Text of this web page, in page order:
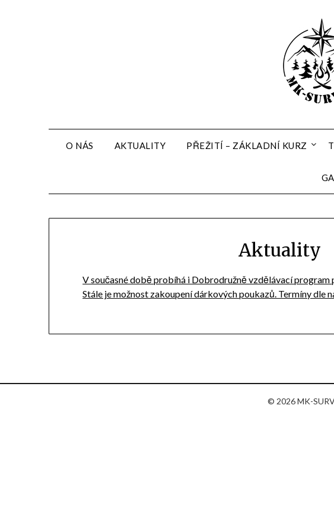
O NÁS AKTUALITY PŘEŽITÍ – ZÁKLADNÍ KURZ
Aktuality
V současné době probíhá i Dobrodružně vzdělávací program
Stále je možnost zakoupení dárkových poukazů. Termíny dle
© 2026 MK-